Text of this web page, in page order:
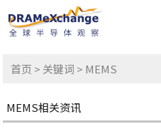
首页 > 关键词 > MEMS
MEMS相关资讯